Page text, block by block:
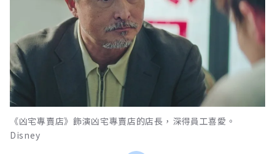
《凶宅專賣店》飾演凶宅專賣店的店長，深得員工喜愛。
Disney